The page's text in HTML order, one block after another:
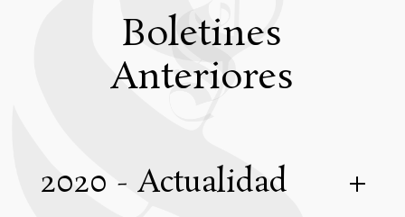
Boletines
Anteriores
2020 - Actualidad